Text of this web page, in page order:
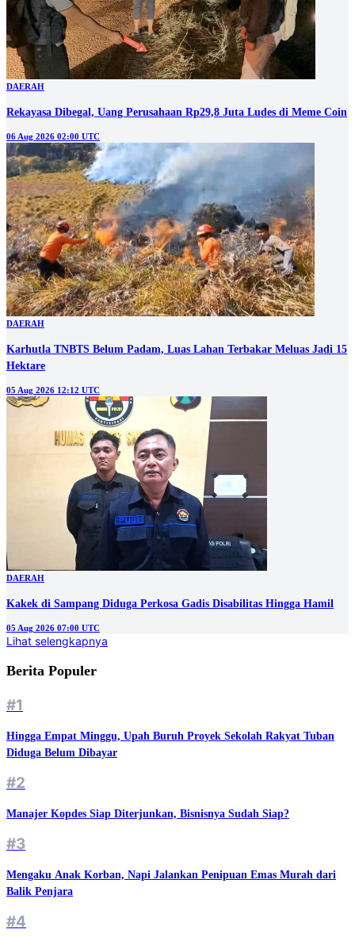
DAERAH
Rekayasa Dibegal, Uang Perusahaan Rp29,8 Juta Ludes di Meme Coin
06 Aug 2026 02:00 UTC
DAERAH
Karhutla TNBTS Belum Padam, Luas Lahan Terbakar Meluas Jadi 15
Hektare
05 Aug 2026 12:12 UTC
DAERAH
Kakek di Sampang Diduga Perkosa Gadis Disabilitas Hingga Hamil
05 Aug 2026 07:00 UTC
Lihat selengkapnya
Berita Populer
#1
Hingga Empat Minggu, Upah Buruh Proyek Sekolah Rakyat Tuban
Diduga Belum Dibayar
#2
Manajer Kopdes Siap Diterjunkan, Bisnisnya Sudah Siap?
#3
Mengaku Anak Korban, Napi Jalankan Penipuan Emas Murah dari
Balik Penjara
#4